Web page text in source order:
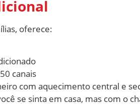
oferece:
canais
com aquecimento central e
se sinta em casa, mas com o